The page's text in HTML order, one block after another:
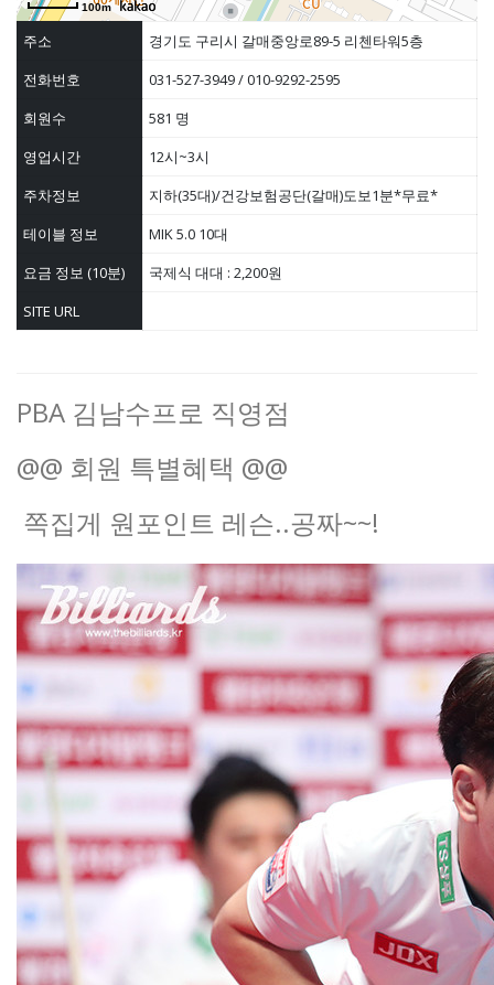
100m
주소
경기도 구리시 갈매중앙로89-5 리첸타워5층
전화번호
031-527-3949 / 010-9292-2595
회원수
581 명
영업시간
12시~3시
주차정보
지하(35대)/건강보험공단(갈매)도보1분*무료*
테이블 정보
MIK 5.0 10대
요금 정보 (10분)
국제식 대대 : 2,200원
SITE URL
PBA 김남수프로 직영점
@@ 회원 특별혜택 @@
쪽집게 원포인트 레슨..공짜~~!